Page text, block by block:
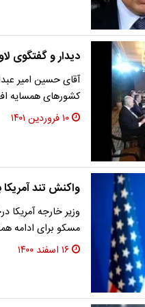
دیدار و گفتگوی
آقای حسین امیر
کشورهای همسایه
۱۰ فروردین ۱۴۰۱
واکنش تند
وزیر خارجه
مسکو برای ادامه
۱۶ اسفند ۱۴۰۰